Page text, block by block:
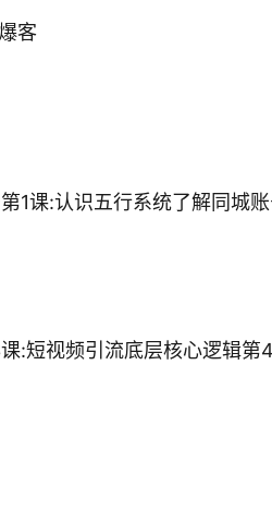
客
1课:认识五行系统了解同城
:短视频引流底层核心逻辑